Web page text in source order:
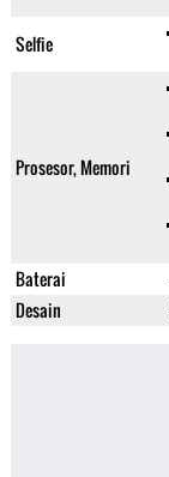
Selfie
Prosesor, Memori
Baterai
Desain